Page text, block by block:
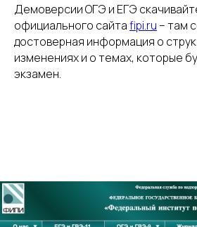
Демоверсии ОГЭ и ЕГЭ
официального сайтаfipi.ru – там
достоверная информация о
изменениях и о темах, которые
экзамен.